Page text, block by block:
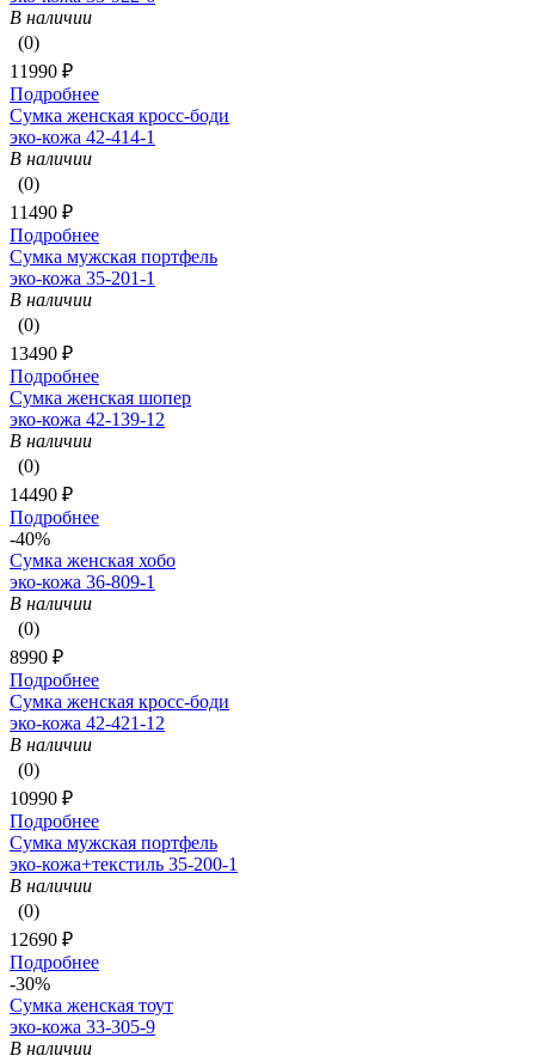
В наличии
(0)
11990 ₽
Подробнее
Сумка женская кросс-боди
эко-кожа 42-414-1
В наличии
(0)
11490 ₽
Подробнее
Сумка мужская портфель
эко-кожа 35-201-1
В наличии
(0)
13490 ₽
Подробнее
Сумка женская шопер
эко-кожа 42-139-12
В наличии
(0)
14490 ₽
Подробнее
-40%
Сумка женская хобо
эко-кожа 36-809-1
В наличии
(0)
8990 ₽
Подробнее
Сумка женская кросс-боди
эко-кожа 42-421-12
В наличии
(0)
10990 ₽
Подробнее
Сумка мужская портфель
эко-кожа+текстиль 35-200-1
В наличии
(0)
12690 ₽
Подробнее
-30%
Сумка женская тоут
эко-кожа 33-305-9
В наличии